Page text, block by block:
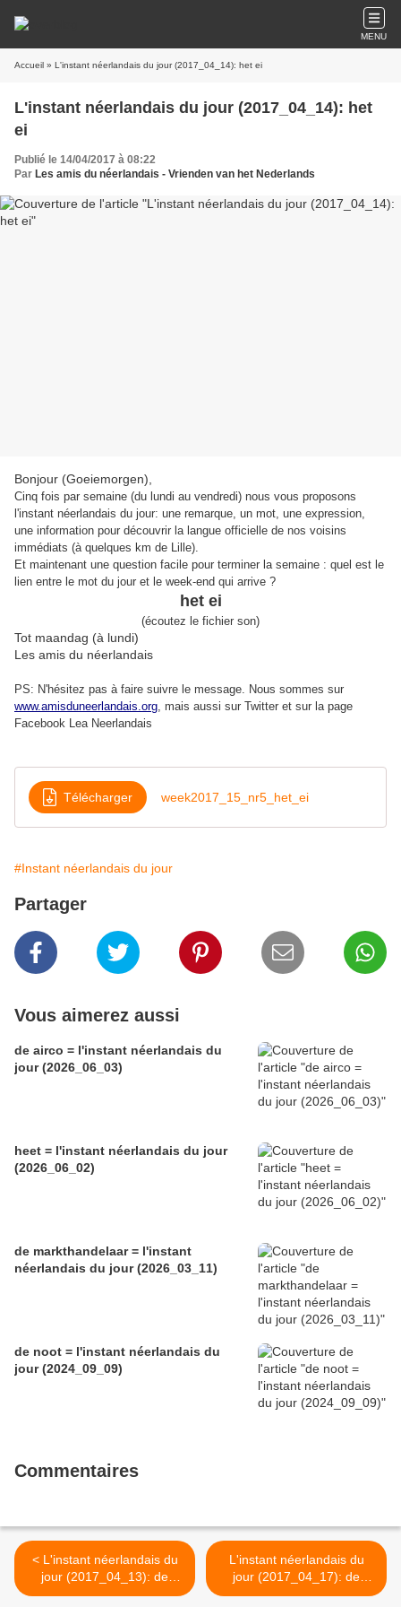
MENU
Accueil » L'instant néerlandais du jour (2017_04_14): het ei
L'instant néerlandais du jour (2017_04_14): het
ei
Publié le 14/04/2017 à 08:22
Par Les amis du néerlandais - Vrienden van het Nederlands
Bonjour (Goeiemorgen),
Cinq fois par semaine (du lundi au vendredi) nous vous proposons
l'instant néerlandais du jour: une remarque, un mot, une expression,
une information pour découvrir la langue officielle de nos voisins
immédiats (à quelques km de Lille).
Et maintenant une question facile pour terminer la semaine : quel est le
lien entre le mot du jour et le week-end qui arrive ?
het ei
(écoutez le fichier son)
Tot maandag (à lundi)
Les amis du néerlandais
PS: N'hésitez pas à faire suivre le message. Nous sommes sur
www.amisduneerlandais.org, mais aussi sur Twitter et sur la page
Facebook Lea Neerlandais
Télécharger week2017_15_nr5_het_ei
#Instant néerlandais du jour
Partager
Vous aimerez aussi
de airco = l'instant néerlandais du
jour (2026_06_03)
heet = l'instant néerlandais du jour
(2026_06_02)
de markthandelaar = l'instant
néerlandais du jour (2026_03_11)
de noot = l'instant néerlandais du
jour (2024_09_09)
Commentaires
< L'instant néerlandais du
jour (2017_04_13): de
wielrenner
L'instant néerlandais du
jour (2017_04_17): de
paashaas >